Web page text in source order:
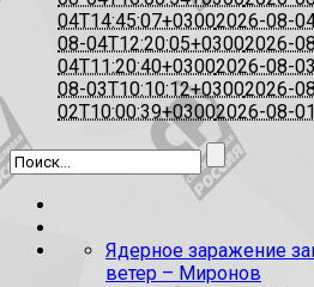
04T14:45:07+03002026-08-
08-04T12:20:05+03002026-
04T11:20:40+03002026-08-
08-03T10:10:12+03002026-
02T10:00:39+03002026-08-
Ядерное заражение
ветер – Миронов